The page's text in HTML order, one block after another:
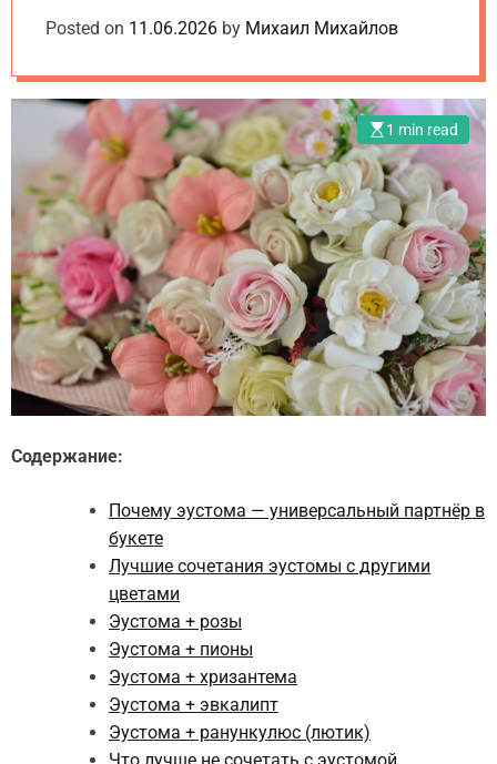
m
u
a
e
покупателя
Posted on 11.06.2026 by Михаил Михайлов
1 min read
Содержание:
Почему эустома — универсальный партнёр в
букете
Лучшие сочетания эустомы с другими
цветами
Эустома + розы
Эустома + пионы
Эустома + хризантема
Эустома + эвкалипт
Эустома + ранункулюс (лютик)